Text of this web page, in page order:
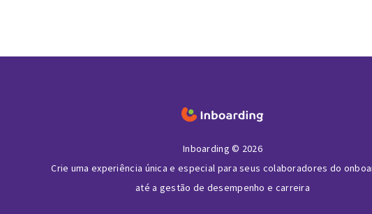
Inboarding © 2026
Crie uma experiência única e especial para seus colaboradores do
até a gestão de desempenho e carreira